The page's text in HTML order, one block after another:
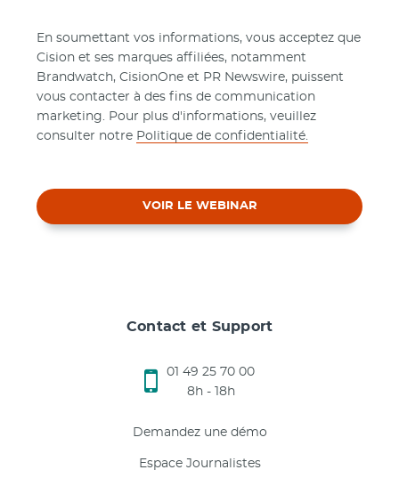
En soumettant vos informations, vous acceptez que
Cision et ses marques affiliées, notamment
Brandwatch, CisionOne et PR Newswire, puissent
vous contacter à des fins de communication
marketing. Pour plus d'informations, veuillez
consulter notre Politique de confidentialité.
VOIR LE WEBINAR
Contact et Support
01 49 25 70 00
8h - 18h
Demandez une démo
Espace Journalistes